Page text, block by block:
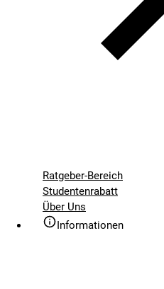
Ratgeber-Bereich
Studentenrabatt
Über Uns
Informationen